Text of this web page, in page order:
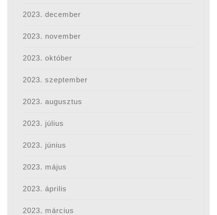
2023. december
2023. november
2023. október
2023. szeptember
2023. augusztus
2023. július
2023. június
2023. május
2023. április
2023. március